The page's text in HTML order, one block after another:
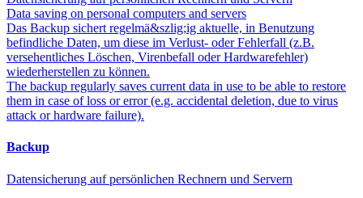
Data saving on personal computers and servers
Das Backup sichert regelmä&szlig;ig aktuelle, in Benutzung
befindliche Daten, um diese im Verlust- oder Fehlerfall (z.B.
versehentliches Löschen, Virenbefall oder Hardwarefehler)
wiederherstellen zu können.
The backup regularly saves current data in use to be able to restore
them in case of loss or error (e.g. accidental deletion, due to virus
attack or hardware failure).
Backup
Datensicherung auf persönlichen Rechnern und Servern